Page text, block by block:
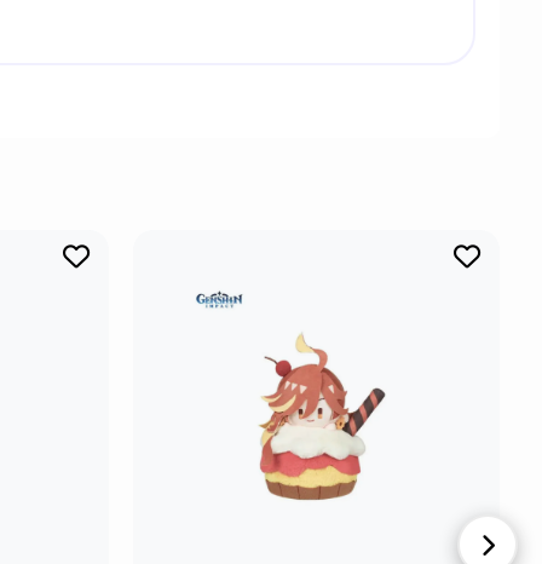
но за его холодной внешностью